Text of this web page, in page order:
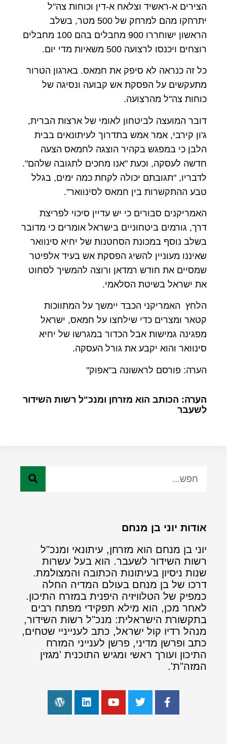
הצירים א-ראשיד וצלאח א-דין וכוחות צה"ל
יתרחקו מהם למרחק של 500 מטר, בשלב
הראשון ישוחררו 900 מחבלים בהם 100 מחבלים
רוצחים ויכנסו לרצועה 500 משאיות מדי יום.
כל זה כנראה לא סיפק את חמאס. בארגון הטרור
מתעקשים על הפסקת אש קבועה ונסיגה של
כוחות צה"ל מהרצועה.
דובר המועצה לביטחון לאומי של ארצות הברית,
ג'ון קירבי, אמר אמש בתדרוך לעיתונאים בבית
הלבן כי במפגש בקהיר הוצגה לחמאס הצעה
חדשה לעסקה, וכעת "אנו מחכים לתגובה שלהם".
לדבריו, "תגובתם יכולה לקחת כמה ימים, בגלל
טבע ההתקשרות בין חמאס לסינוואר".
האמריקנים סבורים כי יש עדיין סיכוי לפריצת
דרך, גורמים ביטחוניים בישראל אומרים כי מדובר
בשלב נוסף במכונת הסחטנות של יחיא סינוואר
שאיננו מעוניין להשיג הפסקת אש בעיד אלפיטר
שמסיים את חודש רמדאן ורוצה להמשיך לסחוט
את ישראל בשיטת הסלאמי.
הלחץ האמריקני הכבד יימשך על המתווכות
קטאר ומצרים כדי שילחצו על חמאס, ישראל
מפגינה גמישות אבל הכדור במגרשו של יחיא
סינוואר והוא יקבע את גורל העסקה.
הערה: פורסם לראשונה ב"אפוק"
הערה: הכותב הוא מזרחן ומנכ"ל רשות השידור
לשעבר
אודות יוני בן מנחם
יוני בן מנחם הוא מזרחן, עיתונאי ומנכ"ל
רשות השידור לשעבר. הוא בעל עשרות
שנות ניסיון בעיתונות הכתובה והמצולמת.
דרכו של בן מנחם בעולם המדיה החלה
כמפיק של הטלוויזיה היפנית במזרח התיכון.
לאחר מכן, הוא מילא תפקידי מפתח רבים
בתקשורת הישראלית: מנכ"ל רשות השידור,
מנהל רדיו קול ישראל, כתב לענייניי שטחים,
כתב ופרשן מדיני, פרשן לענייני המזרח
התיכון ועורך ראשי ומגיש התוכנית 'מגזין
המזה"ת'.